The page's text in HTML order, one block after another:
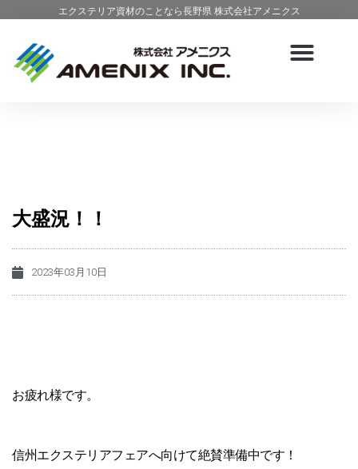
エクステリア資材のことなら長野県 株式会社アメニクス
大盛況！！
2023年03月10日
お疲れ様です。
信州エクステリアフェアへ向けて絶賛準備中です！